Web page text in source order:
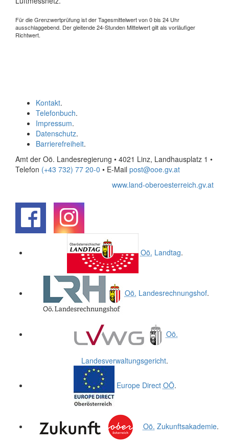
Für die Grenzwertprüfung ist der Tagesmittelwert von 0 bis 24 Uhr
ausschlaggebend. Der gleitende 24-Stunden Mittelwert gilt als vorläufiger
Richtwert.
Kontakt.
Telefonbuch.
Impressum.
Datenschutz.
Barrierefreiheit.
Amt der Oö. Landesregierung • 4021 Linz, Landhausplatz 1 •
Telefon (+43 732) 77 20-0 • E-Mail post@ooe.gv.at
www.land-oberoesterreich.gv.at
Oö. Landtag.
Oö. Landesrechnungshof.
Oö.
Landesverwaltungsgericht.
Europe Direct OÖ.
Oö. Zukunftsakademie.